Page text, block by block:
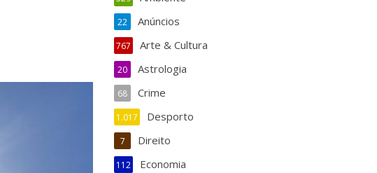
Anúncios
22
Arte & Cultura
767
Astrologia
20
Crime
68
Desporto
1.017
Direito
7
Economia
112